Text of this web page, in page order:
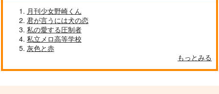
サンプル
作品詳細
六畳間の侵略者!? 49
ホビージャパン
円 （税込）
サンプル
月刊少女野崎くん
君が言うには犬の恋
私の愛する圧制者
私立メロ高等学校
灰色と赤
もっとみる